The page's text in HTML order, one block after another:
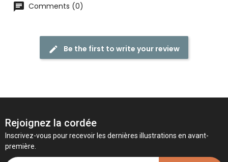
Comments (0)
Be the first to write your review
Rejoignez la cordée
Inscrivez-vous pour recevoir les dernières illustrations en avant-
première.